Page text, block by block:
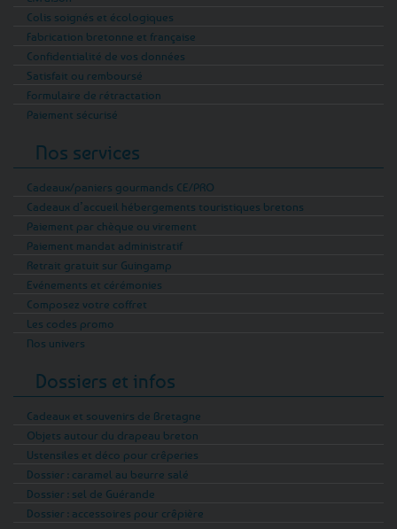
Colis soignés et écologiques
Fabrication bretonne et française
Confidentialité de vos données
Satisfait ou remboursé
Formulaire de rétractation
Paiement sécurisé
Nos services
Cadeaux/paniers gourmands CE/PRO
Cadeaux d’accueil hébergements touristiques bretons
Paiement par chèque ou virement
Paiement mandat administratif
Retrait gratuit sur Guingamp
Evénements et cérémonies
Composez votre coffret
Les codes promo
Nos univers
Dossiers et infos
Cadeaux et souvenirs de Bretagne
Objets autour du drapeau breton
Ustensiles et déco pour crêperies
Dossier : caramel au beurre salé
Dossier : sel de Guérande
Dossier : accessoires pour crêpière